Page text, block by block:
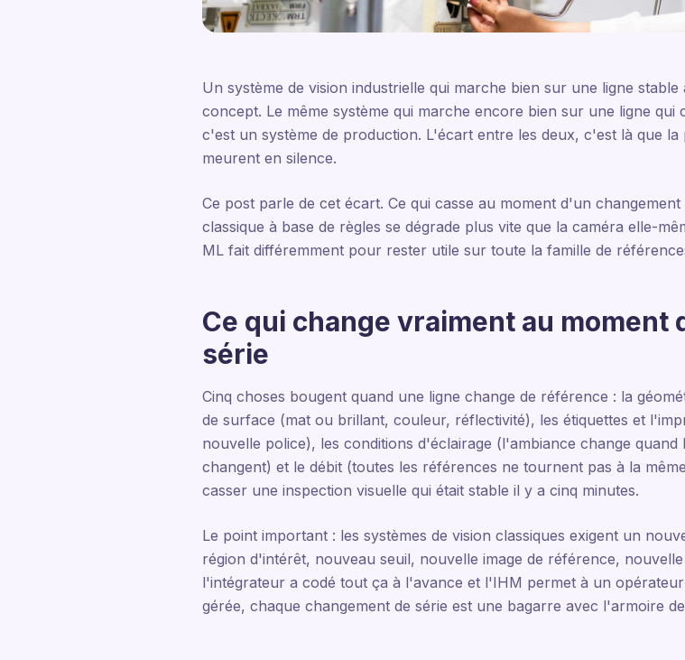
Un système de vision industrielle qui marche bien sur une ligne
concept. Le même système qui marche encore bien sur une ligne
c'est un système de production. L'écart entre les deux, c'est là que
meurent en silence.
Ce post parle de cet écart. Ce qui casse au moment d'un
classique à base de règles se dégrade plus vite que la caméra elle-
ML fait différemment pour rester utile sur toute la famille de
Ce qui change vraiment au moment
série
Cinq choses bougent quand une ligne change de référence : la
de surface (mat ou brillant, couleur, réflectivité), les étiquettes et
nouvelle police), les conditions d'éclairage (l'ambiance change
changent) et le débit (toutes les références ne tournent pas à la
casser une inspection visuelle qui était stable il y a cinq minutes.
Le point important : les systèmes de vision classiques exigent un
région d'intérêt, nouveau seuil, nouvelle image de référence,
l'intégrateur a codé tout ça à l'avance et l'IHM permet à un
gérée, chaque changement de série est une bagarre avec l'armoire